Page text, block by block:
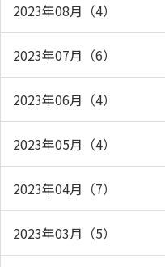
2023年08月（4）
2023年07月（6）
2023年06月（4）
2023年05月（4）
2023年04月（7）
2023年03月（5）